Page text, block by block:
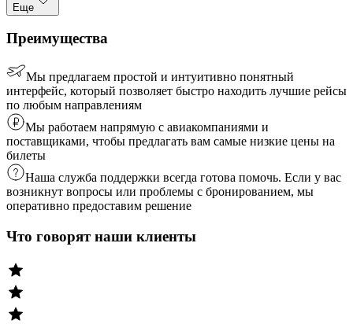
Еще
Преимущества
Мы предлагаем простой и интуитивно понятный
интерфейс, который позволяет быстро находить лучшие рейсы
по любым направлениям
Мы работаем напрямую с авиакомпаниями и
поставщиками, чтобы предлагать вам самые низкие цены на
билеты
Наша служба поддержки всегда готова помочь. Если у вас
возникнут вопросы или проблемы с бронированием, мы
оперативно предоставим решение
Что говорят наши клиенты